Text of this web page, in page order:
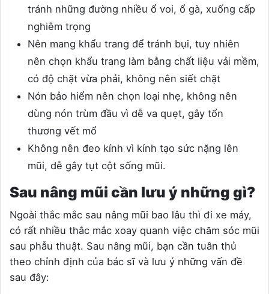
tránh những đường nhiều ổ voi, ổ gà, xuống cấp
nghiêm trọng
Nên mang khẩu trang để tránh bụi, tuy nhiên
nên chọn khẩu trang làm bằng chất liệu vải mềm,
có độ chặt vừa phải, không nên siết chặt
Nón bảo hiểm nên chọn loại nhẹ, không nên
dùng nón trùm đầu vì dễ va quẹt, gây tổn
thương vết mổ
Không nên đeo kính vì kính tạo sức nặng lên
mũi, dễ gây tụt cột sống mũi.
Sau nâng mũi cần lưu ý những gì?
Ngoài thắc mắc sau nâng mũi bao lâu thì đi xe máy,
có rất nhiều thắc mắc xoay quanh việc chăm sóc mũi
sau phẫu thuật. Sau nâng mũi, bạn cần tuân thủ
theo chỉnh định của bác sĩ và lưu ý những vấn đề
sau đây: